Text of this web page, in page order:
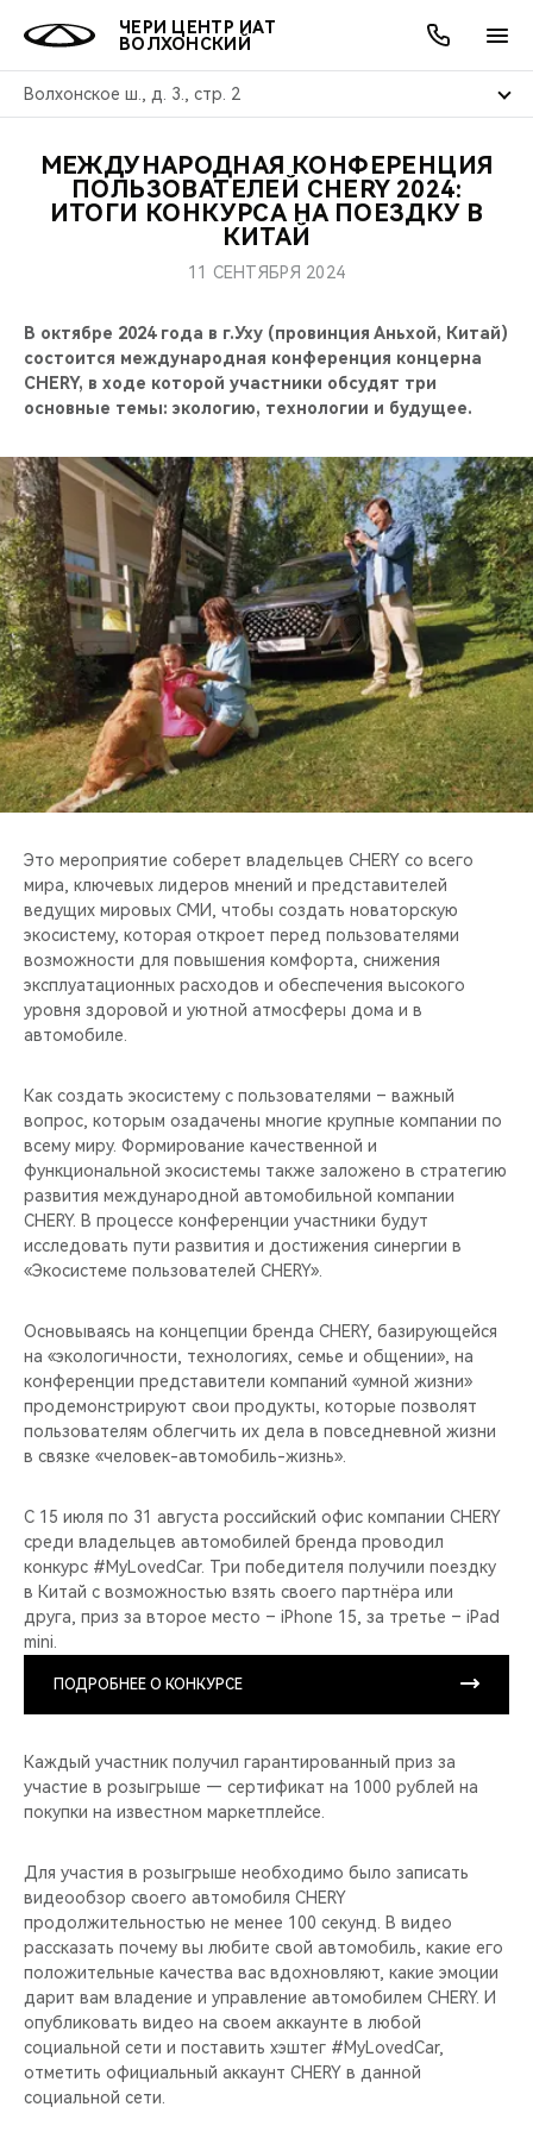
ЧЕРИ ЦЕНТР ИАТ
ВОЛХОНСКИЙ
Волхонское ш., д. 3., стр. 2
МОДЕЛИ
СЕДАНЫ
НОВИНКИ
ПОКУПАТЕЛЯМ
ВЛАДЕЛЬЦАМ
ПОДДЕРЖКА
CHERY CONNECT
МИР CHERY
CHERY В СОЦСЕТЯХ
ЛЮДИ CHERY
БЛАГОТВОРИТЕЛЬНОСТЬ
CHERY REMOTE
CHERY И СПОРТ
НАШИ МЕРОПРИЯТИЯ
ВИДЕООБЗОРЫ
CHERY ДЛЯ ДЕТЕЙ
АКЦИИ
ОНЛАЙН СЕРВИСЫ
О КОМПАНИИ
МЕЖДУНАРОДНАЯ КОНФЕРЕНЦИЯ
ПОЛЬЗОВАТЕЛЕЙ CHERY 2024:
ИТОГИ КОНКУРСА НА ПОЕЗДКУ В
КИТАЙ
11 СЕНТЯБРЯ 2024
В октябре 2024 года в г.Уху (провинция Аньхой, Китай)
состоится международная конференция концерна
CHERY, в ходе которой участники обсудят три
основные темы: экологию, технологии и будущее.
Это мероприятие соберет владельцев CHERY со всего
мира, ключевых лидеров мнений и представителей
ведущих мировых СМИ, чтобы создать новаторскую
экосистему, которая откроет перед пользователями
возможности для повышения комфорта, снижения
эксплуатационных расходов и обеспечения высокого
уровня здоровой и уютной атмосферы дома и в
автомобиле.
Как создать экосистему с пользователями – важный
вопрос, которым озадачены многие крупные компании по
всему миру. Формирование качественной и
функциональной экосистемы также заложено в стратегию
развития международной автомобильной компании
CHERY. В процессе конференции участники будут
исследовать пути развития и достижения синергии в
«Экосистеме пользователей CHERY».
Основываясь на концепции бренда CHERY, базирующейся
на «экологичности, технологиях, семье и общении», на
конференции представители компаний «умной жизни»
продемонстрируют свои продукты, которые позволят
пользователям облегчить их дела в повседневной жизни
в связке «человек-автомобиль-жизнь».
С 15 июля по 31 августа российский офис компании CHERY
среди владельцев автомобилей бренда проводил
конкурс #MyLovedCar. Три победителя получили поездку
в Китай с возможностью взять своего партнёра или
друга, приз за второе место – iPhone 15, за третье – iPad
mini.
ПОДРОБНЕЕ О КОНКУРСЕ
Каждый участник получил гарантированный приз за
участие в розыгрыше — сертификат на 1000 рублей на
покупки на известном маркетплейсе.
Для участия в розыгрыше необходимо было записать
видеообзор своего автомобиля CHERY
продолжительностью не менее 100 секунд. В видео
рассказать почему вы любите свой автомобиль, какие его
положительные качества вас вдохновляют, какие эмоции
дарит вам владение и управление автомобилем CHERY. И
опубликовать видео на своем аккаунте в любой
социальной сети и поставить хэштег #MyLovedCar,
отметить официальный аккаунт CHERY в данной
социальной сети.